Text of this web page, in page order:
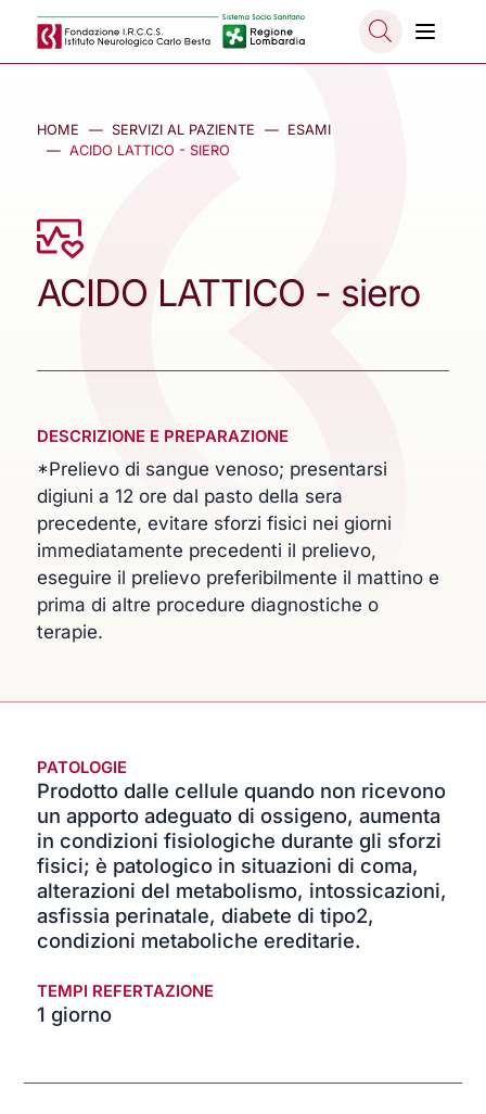
Salta al contenuto principale
HOME SERVIZI AL PAZIENTE
ESAMI
ACIDO LATTICO - SIERO
ACIDO LATTICO - siero
DESCRIZIONE E PREPARAZIONE
*Prelievo di sangue venoso; presentarsi
digiuni a 12 ore dal pasto della sera
precedente, evitare sforzi fisici nei giorni
immediatamente precedenti il prelievo,
eseguire il prelievo preferibilmente il mattino e
prima di altre procedure diagnostiche o
terapie.
PATOLOGIE
Prodotto dalle cellule quando non ricevono
un apporto adeguato di ossigeno, aumenta
in condizioni fisiologiche durante gli sforzi
fisici; è patologico in situazioni di coma,
alterazioni del metabolismo, intossicazioni,
asfissia perinatale, diabete di tipo2,
condizioni metaboliche ereditarie.
TEMPI REFERTAZIONE
1 giorno